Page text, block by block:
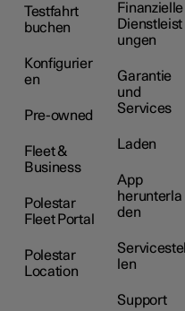
Testfahrt
buchen
Konfigurier
en
Pre-owned
Fleet &
Business
Polestar
Fleet Portal
Polestar
Location
Finanzielle
Dienstleist
ungen
Garantie
und
Services
Laden
App
herunterla
den
Servicestel
len
Support